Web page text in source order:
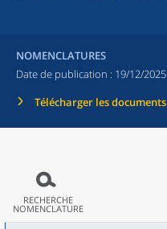
NOMENCLATURES
Date de publication : 19/12/2025
Télécharger les documents
RECHERCHE
NOMENCLATURE